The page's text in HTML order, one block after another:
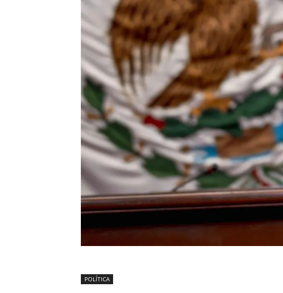
POLÍTICA